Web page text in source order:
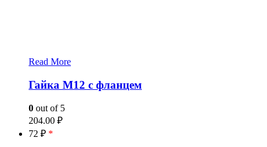
Read More
Гайка M12 с фланцем
0 out of 5
204.00 ₽
72 ₽ *